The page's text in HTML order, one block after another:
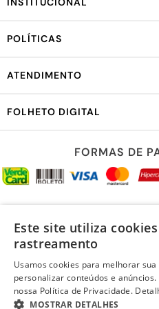
POLÍTICAS
ATENDIMENTO
FOLHETO DIGITAL
FORMAS DE
LOJA
Este site utiliza
rastreamento
Usamos cookies para melhorar
personalizar conteúdos e
nossa Política de Privacidade.
MOSTRAR DETALHES